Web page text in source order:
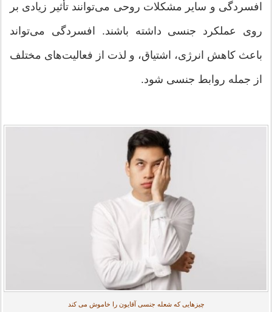
افسردگی و سایر مشکلات روحی می‌توانند تأثیر زیادی بر
روی عملکرد جنسی داشته باشند. افسردگی می‌تواند
باعث کاهش انرژی، اشتیاق، و لذت از فعالیت‌های مختلف
از جمله روابط جنسی شود.
چیزهایی که شعله جنسی آقایون را خاموش می کند